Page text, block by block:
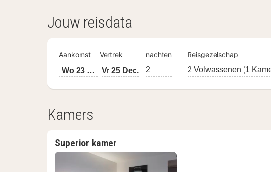
Jouw reisdata
Aankomst
Vertrek
Wo 23 Dec.Vr 25 Dec.
nachten
2
Reisgezelschap
2 Volwassenen (1
Kamers
Superior kamer